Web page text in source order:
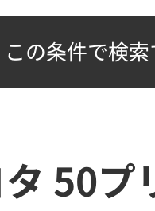
この条件で検索
タ 50